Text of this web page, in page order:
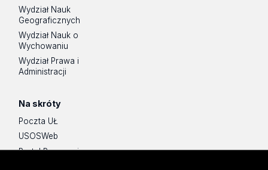
Wydział Nauk
Geograficznych
Wydział Nauk o
Wychowaniu
Wydział Prawa i
Administracji
Na skróty
Poczta UŁ
USOSWeb
Portal Pracowniczy